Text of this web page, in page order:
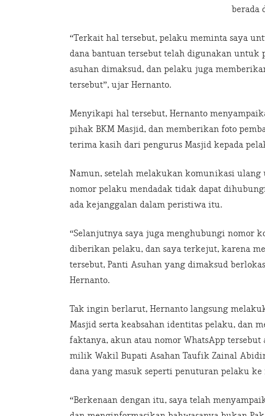
berada
“Terkait hal tersebut, pelaku meminta saya
dana bantuan tersebut telah digunakan untuk
asuhan dimaksud, dan pelaku juga
tersebut”, ujar Hernanto.
Menyikapi hal tersebut, Hernanto
pihak BKM Masjid, dan memberikan foto
terima kasih dari pengurus Masjid kepada
Namun, setelah melakukan komunikasi
nomor pelaku mendadak tidak dapat
ada kejanggalan dalam peristiwa itu.
“Selanjutnya saya juga menghubungi nomor
diberikan pelaku, dan saya terkejut, karena
tersebut, Panti Asuhan yang dimaksud
Hernanto.
Tak ingin berlarut, Hernanto langsung
Masjid serta keabsahan identitas pelaku, dan
faktanya, akun atau nomor WhatsApp
milik Wakil Bupati Asahan Taufik Zainal
dana yang masuk seperti penuturan pelaku
“Berkenaan dengan itu, saya telah